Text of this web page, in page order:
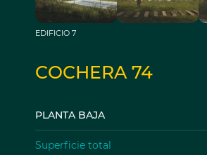
EDIFICIO 7
COCHERA 74
PLANTA BAJA
Superficie total